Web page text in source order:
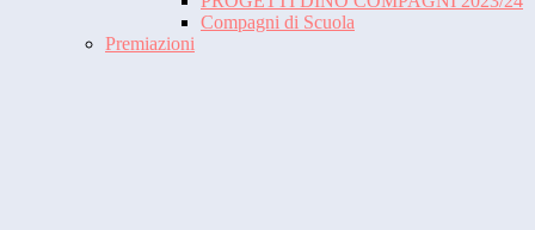
Compagni di Scuola
Premiazioni